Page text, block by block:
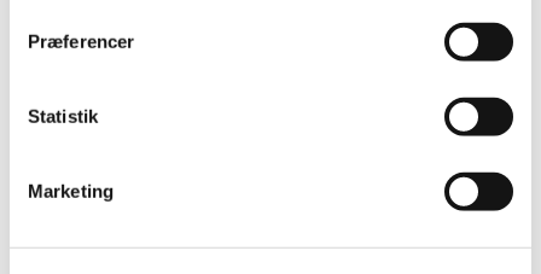
Præferencer
Statistik
Marketing
december (2)
september (7)
juli (5)
maj (1)